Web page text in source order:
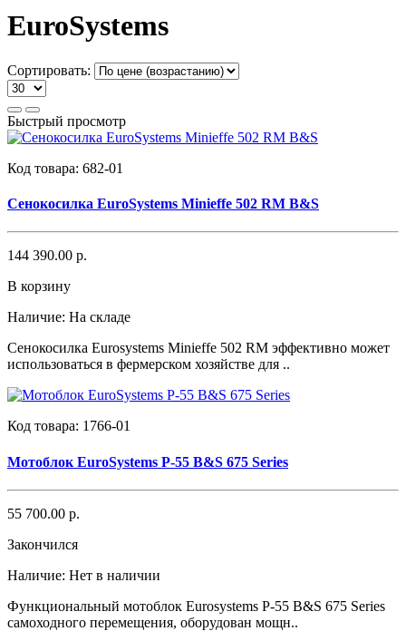
EuroSystems
Сортировать:
Быстрый просмотр
Код товара: 682-01
Сенокосилка EuroSystems Minieffe 502 RM B&S
144 390.00 р.
В корзину
Наличие: На складе
​Сенокосилка Eurosystems Minieffe 502 RM эффективно может
использоваться в фермерском хозяйстве для ..
Код товара: 1766-01
Мотоблок EuroSystems P-55 B&S 675 Series
55 700.00 р.
Закончился
Наличие: Нет в наличии
Функциональный мотоблок Eurosystems P-55 B&S 675 Series
самоходного перемещения, оборудован мощн..